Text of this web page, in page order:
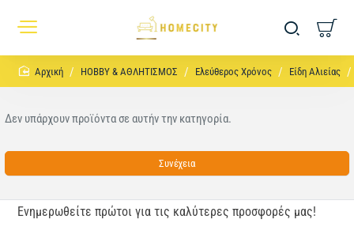
homeHOBBY & ΑΘΛΗΤΙΣΜΟΣ Ελεύθερος Χρόνος Είδη Αλιείας
Δεν υπάρχουν προϊόντα σε αυτήν την κατηγορία.
Συνέχεια
Ενημερωθείτε πρώτοι για τις καλύτερες προσφορές μας!